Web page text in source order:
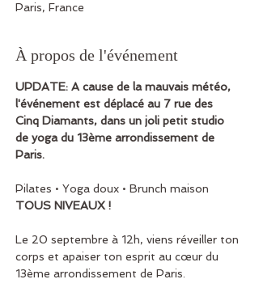
Paris, France
À propos de l'événement
UPDATE: A cause de la mauvais météo,
l'événement est déplacé au 7 rue des
Cinq Diamants, dans un joli petit studio
de yoga du 13ème arrondissement de
Paris.
Pilates • Yoga doux • Brunch maison
TOUS NIVEAUX !
Le 20 septembre à 12h, viens réveiller ton
corps et apaiser ton esprit au cœur du
13ème arrondissement de Paris.